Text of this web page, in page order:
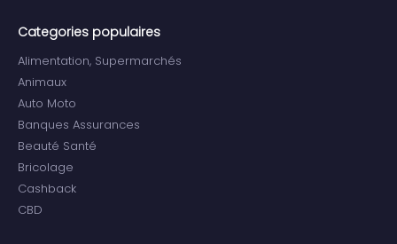
Categories populaires
Alimentation, Supermarchés
Animaux
Auto Moto
Banques Assurances
Beauté Santé
Bricolage
Cashback
CBD